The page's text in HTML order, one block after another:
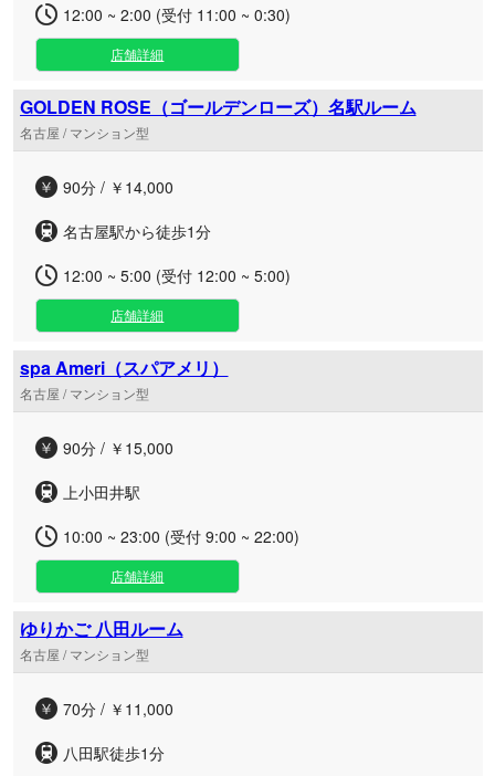
12:00 ~ 2:00 (受付 11:00 ~ 0:30)
店舗詳細
GOLDEN ROSE（ゴールデンローズ）名駅ルーム
名古屋 / マンション型
90分 / ￥14,000
名古屋駅から徒歩1分
12:00 ~ 5:00 (受付 12:00 ~ 5:00)
店舗詳細
spa Ameri（スパアメリ）
名古屋 / マンション型
90分 / ￥15,000
上小田井駅
10:00 ~ 23:00 (受付 9:00 ~ 22:00)
店舗詳細
ゆりかご 八田ルーム
名古屋 / マンション型
70分 / ￥11,000
八田駅徒歩1分